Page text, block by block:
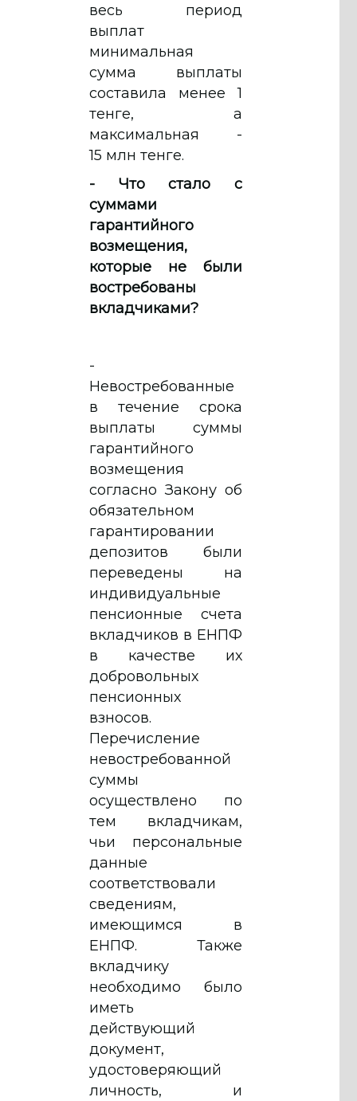
весь период
выплат
минимальная
сумма выплаты
составила менее 1
тенге, а
максимальная -
15 млн тенге.
- Что стало с
суммами
гарантийного
возмещения,
которые не были
востребованы
вкладчиками?
-
Невостребованные
в течение срока
выплаты суммы
гарантийного
возмещения
согласно Закону об
обязательном
гарантировании
депозитов были
переведены на
индивидуальные
пенсионные счета
вкладчиков в ЕНПФ
в качестве их
добровольных
пенсионных
взносов.
Перечисление
невостребованной
суммы
осуществлено по
тем вкладчикам,
чьи персональные
данные
соответствовали
сведениям,
имеющимся в
ЕНПФ. Также
вкладчику
необходимо было
иметь
действующий
документ,
удостоверяющий
личность, и